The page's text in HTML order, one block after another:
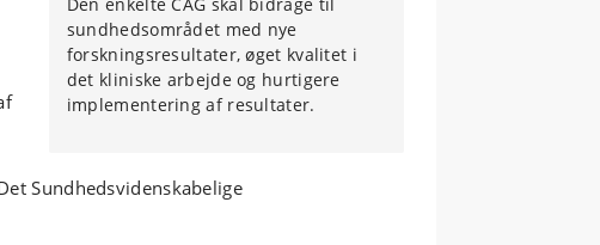
sundhedsområdet med nye
forskningsresultater, øget kvalitet i
det kliniske arbejde og hurtigere
implementering af resultater.
Sundhedsvidenskabelige